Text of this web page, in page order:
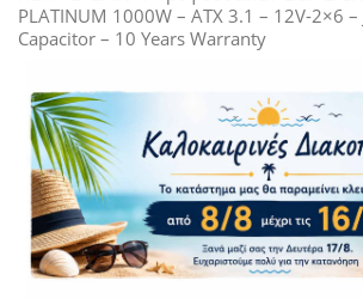
HEADSETS & ΗΧΕΊΑ
ΟΘΌΝΕΣ
ΕΚΤΥΠΩΤΈΣ – ΠΟΛΥΜΗΧΑΝΉΜΑΤΑ
WEB CAMERA
ΚΟΥΤΙΆ ΥΠΟΛΟΓΙΣΤΏΝ
CASE FANS
LIQUID COOLERS
PLATINUM 1000W – ATX 3.1 – 12V-2×6 –
Capacitor – 10 Years Warranty